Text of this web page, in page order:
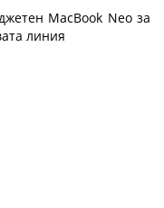
MacBook Neo за
линия